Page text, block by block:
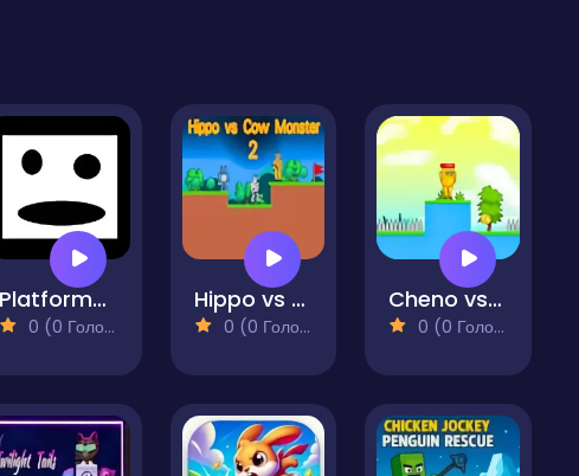
Platformer Hell
0 (0 Голосів)
Hippo vs Cow Monster 2
0 (0 Голосів)
Cheno vs Reeno
0 (0 Голосів)